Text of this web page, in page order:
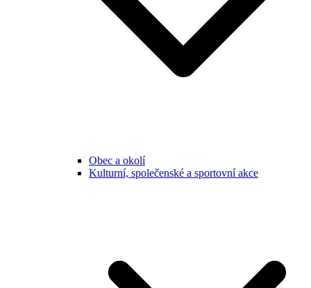
Obec a okolí
Kulturní, společenské a sportovní akce